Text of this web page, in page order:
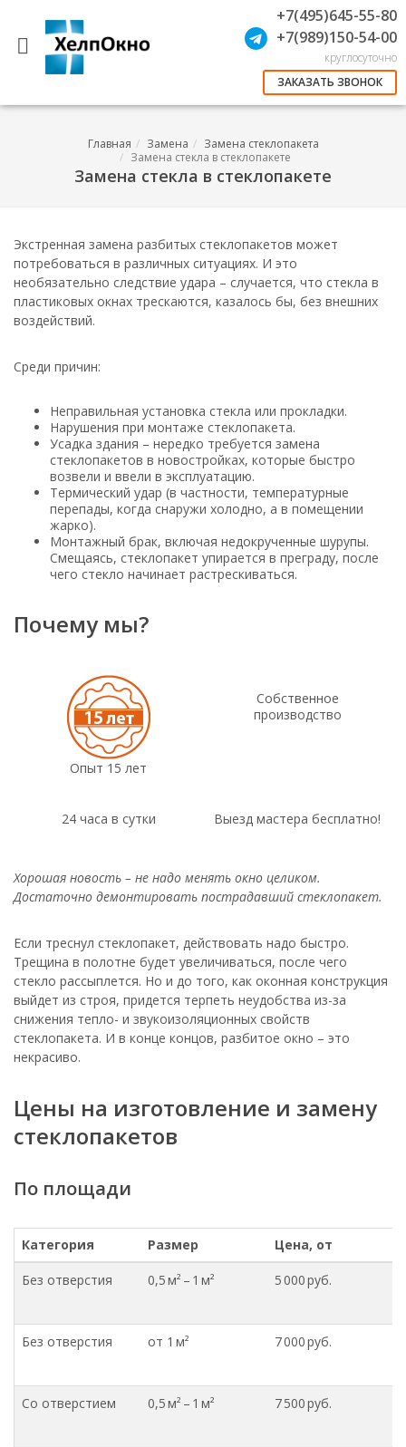
+7(495)645-55-80
+7(989)150-54-00
круглосуточно
ЗАКАЗАТЬ ЗВОНОК
Главная Замена
Замена стеклопакета
Замена стекла в стеклопакете
Замена стекла в стеклопакете
Экстренная замена разбитых стеклопакетов может
потребоваться в различных ситуациях. И это
необязательно следствие удара – случается, что стекла в
пластиковых окнах трескаются, казалось бы, без внешних
воздействий.
Среди причин:
Неправильная установка стекла или прокладки.
Нарушения при монтаже стеклопакета.
Усадка здания – нередко требуется замена
стеклопакетов в новостройках, которые быстро
возвели и ввели в эксплуатацию.
Термический удар (в частности, температурные
перепады, когда снаружи холодно, а в помещении
жарко).
Монтажный брак, включая недокрученные шурупы.
Смещаясь, стеклопакет упирается в преграду, после
чего стекло начинает растрескиваться.
Почему мы?
Опыт 15 лет
Собственное
производство
24 часа в сутки Выезд мастера бесплатно!
Хорошая новость – не надо менять окно целиком.
Достаточно демонтировать пострадавший стеклопакет.
Если треснул стеклопакет, действовать надо быстро.
Трещина в полотне будет увеличиваться, после чего
стекло рассыплется. Но и до того, как оконная конструкция
выйдет из строя, придется терпеть неудобства из-за
снижения тепло- и звукоизоляционных свойств
стеклопакета. И в конце концов, разбитое окно – это
некрасиво.
Цены на изготовление и замену
стеклопакетов
По площади
Категория Размер Цена, от
Без отверстия 0,5 м² – 1 м² 5 000 руб.
Без отверстия от 1 м² 7 000 руб.
Со отверстием 0,5 м² – 1 м² 7 500 руб.